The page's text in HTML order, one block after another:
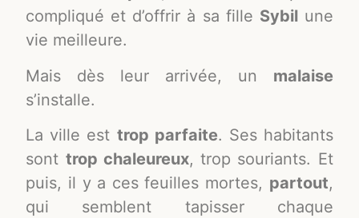
compliqué et d’offrir à sa fille Sybil une
vie meilleure.
Mais dès leur arrivée, un malaise
s’installe.
La ville est trop parfaite. Ses habitants
sont trop chaleureux, trop souriants. Et
puis, il y a ces feuilles mortes, partout,
qui semblent tapisser chaque